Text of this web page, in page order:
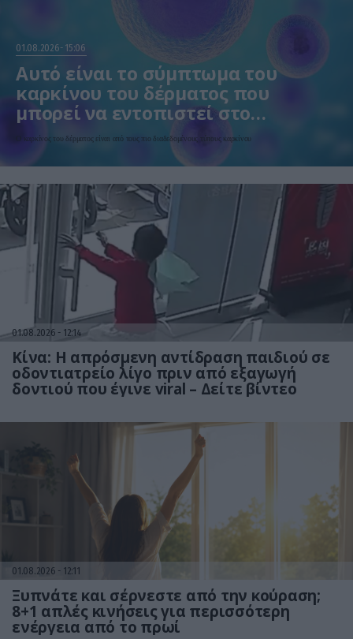
01.08.2026 15:06
Αυτό είναι το σύμπτωμα του
καρκίνου του δέρματος που
μπορεί να εντοπιστεί στο
κομμωτήριο! – Τι δείχνει νέα
έρευνα
Ο καρκίνος του δέρματος είναι από τους πιο διαδεδομένους τύπους καρκίνου
01.08.2026 12:14
Κίνα: Η απρόσμενη αντίδραση παιδιού σε
οδοντιατρείο λίγο πριν από εξαγωγή
δοντιού που έγινε viral – Δείτε βίντεο
01.08.2026 12:11
Ξυπνάτε και σέρνεστε από την κούραση;
8+1 απλές κινήσεις για περισσότερη
ενέργεια από το πρωί